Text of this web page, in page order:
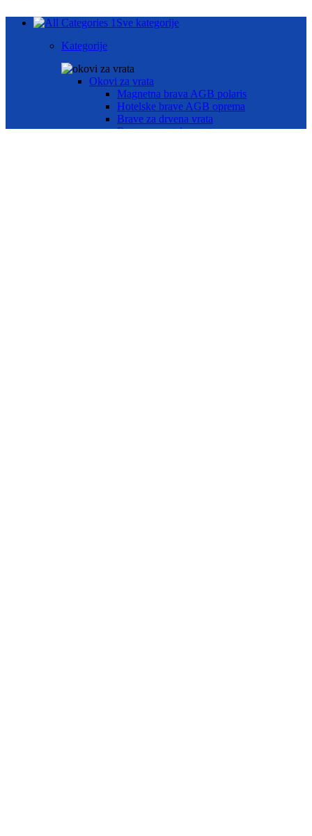
Sve kategorije
Kategorije
Okovi za vrata
Magnetna brava AGB polaris
Hotelske brave AGB oprema
Brave za drvena vrata
Brave za metalna vrata